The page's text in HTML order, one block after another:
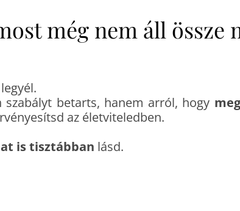
még nem áll össze
betarts, hanem arról, hogy
az életviteledben.
is tisztábban lásd.